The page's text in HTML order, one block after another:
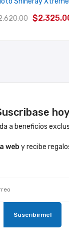
El
$
hoy
a beneficios
web y recibe